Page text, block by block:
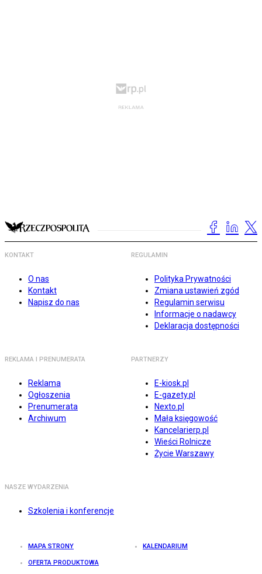
KONTAKT
O nas
Kontakt
Napisz do nas
REGULAMIN
Polityka Prywatności
Zmiana ustawień zgód
Regulamin serwisu
Informacje o nadawcy
Deklaracja dostępności
REKLAMA I PRENUMERATA
Reklama
Ogłoszenia
Prenumerata
Archiwum
PARTNERZY
E-kiosk.pl
E-gazety.pl
Nexto.pl
Mała księgowość
Kancelarierp.pl
Wieści Rolnicze
Życie Warszawy
NASZE WYDARZENIA
Szkolenia i konferencje
MAPA STRONY KALENDARIUM
OFERTA PRODUKTOWA